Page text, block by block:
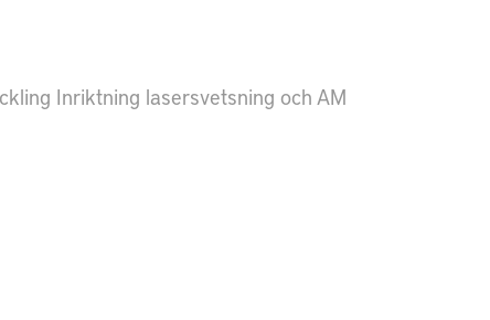
Inriktning lasersvetsning och AM